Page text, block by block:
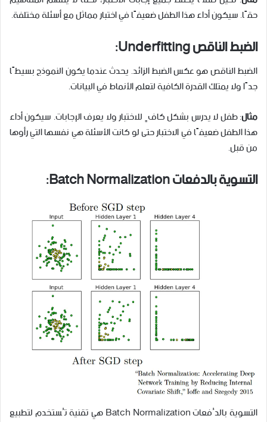
حقًا. سيكون أداء هذا الطفل ضعيفًا في اختبار مماثل مع أسئلة مختلفة.
الضبط الناقص Underfitting:
الضبط الناقص هو عكس الضبط الزائد. يحدث عندما يكون النموذج بسيطًا
جدًا ولا يمتلك القدرة الكافية لتعلم الأنماط في البيانات.
مثال: طفل لا يدرس بشكل كافٍ للاختبار ولا يعرف الإجابات. سيكون أداء
هذا الطفل ضعيفًا في الاختبار حتى لو كانت الأسئلة هي نفسها التي رأوها
من قبل.
التسوية بالدفعات Batch Normalization:
التسوية بالدُفعات Batch Normalization هي تقنية تُستخدم لتطبيع